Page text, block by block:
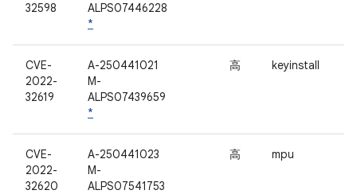
32598
ALPS07446228
*
CVE-
2022-
32619
A-250441021
M-
ALPS07439659
*
高 keyinstall
CVE-
2022-
32620
A-250441023
M-
ALPS07541753
高 mpu